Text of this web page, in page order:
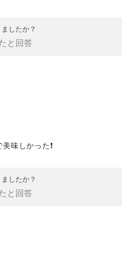
したか？
と回答
味しかった❗
したか？
と回答